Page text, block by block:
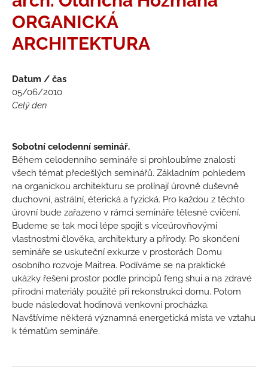
ORGANICKÁ
ARCHITEKTURA
Datum / čas
05/06/2010
Celý den
Sobotní celodenní seminář.
Během celodenního semináře si prohloubíme znalosti
všech témat předešlých seminářů. Základním pohledem
na organickou architekturu se prolínají úrovně duševně
duchovní, astrální, éterická a fyzická. Pro každou z těchto
úrovní bude zařazeno v rámci semináře tělesné cvičení.
Budeme se tak moci lépe spojit s víceúrovňovými
vlastnostmi člověka, architektury a přírody. Po skončení
semináře se uskuteční exkurze v prostorách Domu
osobního rozvoje Maitrea. Podíváme se na praktické
ukázky řešení prostor podle principů feng shui a na zdravé
přírodní materiály použité při rekonstrukci domu. Potom
bude následovat hodinová venkovní procházka.
Navštívíme některá významná energetická místa ve vztahu
k tématům semináře.